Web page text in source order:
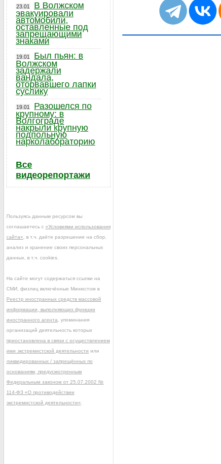
23.01
В Волжском
эвакуировали
автомобили,
оставленные под
запрещающими
знаками
19.01
Был пьян: в
Волжском
задержали
вандала,
оторвавшего лапки
суслику
19.01
Разошелся по
крупному: в
Волгограде
накрыли крупную
подпольную
нарколабораторию
Все
видеорепортажи
Пользуясь данным ресурсом вы
соглашаетесь с «Условиями использования
сайта» , в т.ч. даёте разрешение на сбор,
анализ и хранение своих персональных
данных, в т.ч. cookies.
На сайте могут содержаться ссылки на
СМИ, физлиц включённые Минюстом в
Реестр иностранных средств массовой
информации, выполняющих функции
иностранного агента , упоминания
организаций деятельность которых
приостановлена в связи с осуществлением
ими экстремистской деятельности или
ликвидированных / запрещённых по
основаниям, предусмотренным
Федеральным законом от 25.07.2002 №
114-ФЗ «О противодействии
экстремистской деятельности»